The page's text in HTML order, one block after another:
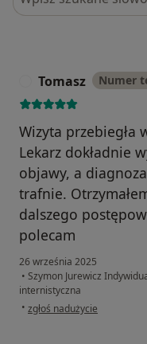
Tomasz Numer
Wizyta przebiegła
Lekarz dokładnie
objawy, a
trafnie.
dalszego
polecam
26 września 2025
• Szymon Jurewicz
internistyczna
• w opinii użytkownika Tomasz
zgłoś nadużycie